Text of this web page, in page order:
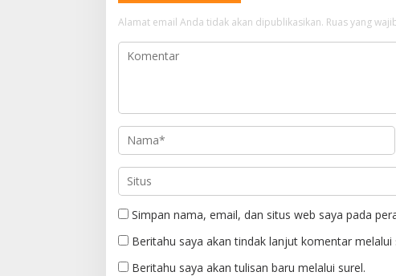
Alamat email Anda tidak akan dipublikasikan. Ruas yang
Simpan nama, email, dan situs web saya pada
Beritahu saya akan tindak lanjut komentar melalui
Beritahu saya akan tulisan baru melalui surel.